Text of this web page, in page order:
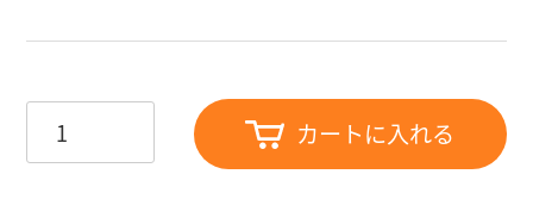
カートに入れる